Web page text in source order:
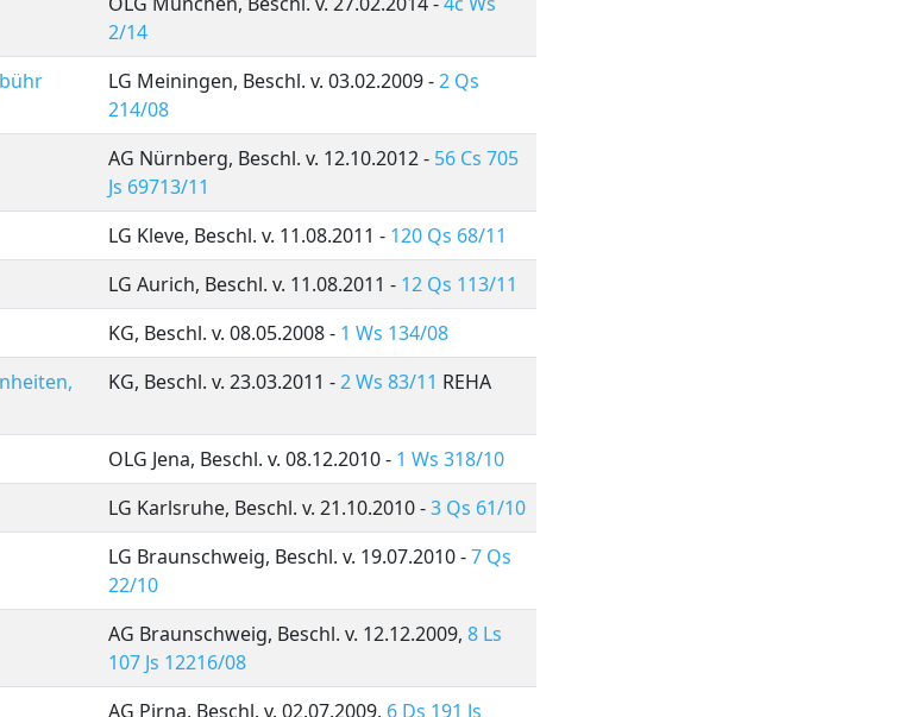
2/14
LG Meiningen, Beschl. v. 03.02.2009 -2 Qs
214/08
AG Nürnberg, Beschl. v. 12.10.2012 - 56 Cs 705
Js 69713/11
LG Kleve, Beschl. v. 11.08.2011 - 120 Qs 68/11
LG Aurich, Beschl. v. 11.08.2011 - 12 Qs 113/11
KG, Beschl. v. 08.05.2008 - 1 Ws 134/08
KG, Beschl. v. 23.03.2011 -2 Ws 83/11 REHA
OLG Jena, Beschl. v. 08.12.2010 - 1 Ws 318/10
LG Karlsruhe, Beschl. v. 21.10.2010 -3 Qs 61/10
LG Braunschweig, Beschl. v. 19.07.2010 -7 Qs
22/10
AG Braunschweig, Beschl. v. 12.12.2009, 8 Ls
107 Js 12216/08
AG Pirna, Beschl. v. 02.07.2009, 6 Ds 191 Js